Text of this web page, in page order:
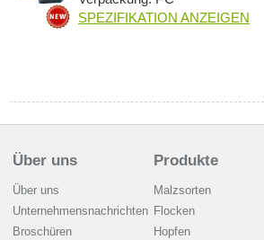
SPEZIFIKATION ANZEIGEN
Über uns
Über uns
Unternehmensnachrichten
Broschüren
Produkte
Malzsorten
Flocken
Hopfen